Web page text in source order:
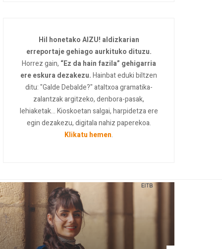
Hil honetako AIZU! aldizkarian
erreportaje gehiago aurkituko dituzu.
Horrez gain, “Ez da hain fazila” gehigarria
ere eskura dezakezu.Hainbat eduki biltzen
ditu: "Galde Debalde?" ataltxoa gramatika-
zalantzak argitzeko, denbora-pasak,
lehiaketak... Kioskoetan salgai, harpidetza ere
egin dezakezu, digitala nahiz paperekoa.
Klikatu hemen.